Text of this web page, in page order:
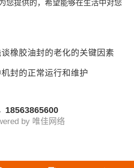
提供的，希望能够在生活中对您
橡胶油封的老化的关键因素
封的正常运行和维护
18563865600
by 唯佳网络